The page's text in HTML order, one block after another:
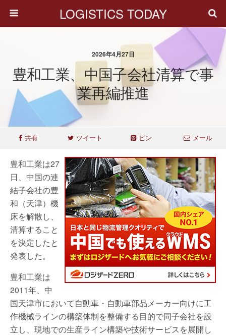
LOGISTICS TODAY
2026年4月27日
豊和工業、中国子会社清算で事
業再編推進
共有 ツイート ピン メール
豊和工業は27
日、中国の連
結子会社の豊
和（天津）機
床を解散し、
清算すること
を決定したと
発表した。
豊和工業は
2011年、中
国天津市において自動車・自動車部品メーカー向けに工
作機械ラインの構築体制を整備する目的で同子会社を設
立し、現地での生産ライン構築や技術サービスを展開し